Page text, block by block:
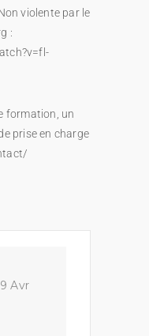
violente par le
:
formation, un
prise en charge
Avr